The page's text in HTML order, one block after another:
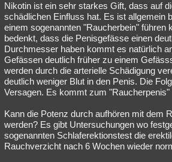
Nikotin ist ein sehr starkes Gift, dass auf
schädlichen Einfluss hat. Es ist allgemein
einem sogenannten "Raucherbein" führen
bedenkt, dass die Penisgefässe einen
Durchmesser haben kommt es natürlich
Gefässen deutlich früher zu einem
werden durch die arterielle Schädigung
deutlich weniger Blut in den Penis. Die
Versagen. Es kommt zum "Raucherpenis"
Kann die Potenz durch aufhören mit dem
werden? Es gibt Untersuchungen wo
sogenannten Schlaferektionstest die
Rauchverzicht nach 6 Wochen wieder